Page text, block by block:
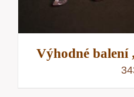
Výhodné balení